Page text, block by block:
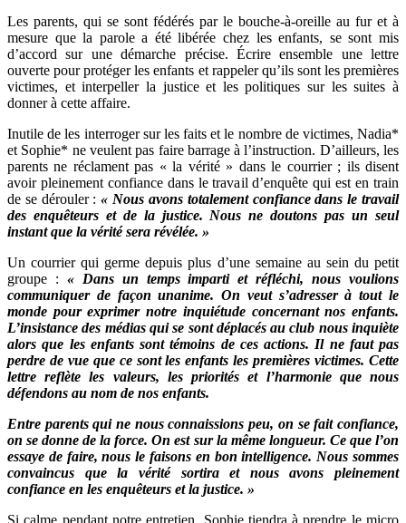
Les parents, qui se sont fédérés par le bouche-à-oreille au fur et à
mesure que la parole a été libérée chez les enfants, se sont mis
d’accord sur une démarche précise. Écrire ensemble une lettre
ouverte pour protéger les enfants et rappeler qu’ils sont les premières
victimes, et interpeller la justice et les politiques sur les suites à
donner à cette affaire.
Inutile de les interroger sur les faits et le nombre de victimes, Nadia*
et Sophie* ne veulent pas faire barrage à l’instruction. D’ailleurs, les
parents ne réclament pas « la vérité » dans le courrier ; ils disent
avoir pleinement confiance dans le travail d’enquête qui est en train
de se dérouler :« Nous avons totalement confiance dans le travail
des enquêteurs et de la justice. Nous ne doutons pas un seul
instant que la vérité sera révélée. »
Un courrier qui germe depuis plus d’une semaine au sein du petit
groupe : « Dans un temps imparti et réfléchi, nous voulions
communiquer de façon unanime. On veut s’adresser à tout le
monde pour exprimer notre inquiétude concernant nos enfants.
L’insistance des médias qui se sont déplacés au club nous inquiète
alors que les enfants sont témoins de ces actions. Il ne faut pas
perdre de vue que ce sont les enfants les premières victimes. Cette
lettre reflète les valeurs, les priorités et l’harmonie que nous
défendons au nom de nos enfants.
Entre parents qui ne nous connaissions peu, on se fait confiance,
on se donne de la force. On est sur la même longueur. Ce que l’on
essaye de faire, nous le faisons en bon intelligence. Nous sommes
convaincus que la vérité sortira et nous avons pleinement
confiance en les enquêteurs et la justice. »